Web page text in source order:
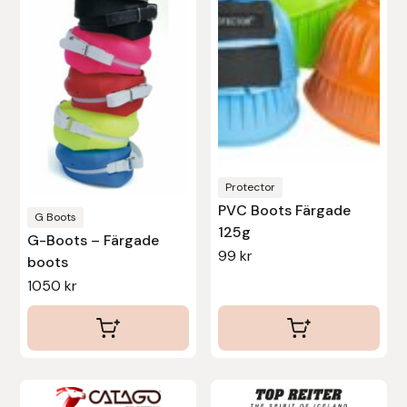
G Boots
G-Boots – Färgade
boots
1050kr
varianter.
alternativen
väljas
produktsidan
Protector
PVC Boots Färgade
125g
99 kr
flera
varianter.
olika
alternativen
kan
på
produktsidan
Leovet
Lysi Ehf
Metalab
Mias Ridsport
Mountain Horse
Muck Boot Company